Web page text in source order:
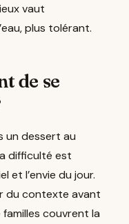
vaut
plus tolérant.
de se
un dessert au
difficulté est
et l’envie du jour.
du contexte avant
couvrent la